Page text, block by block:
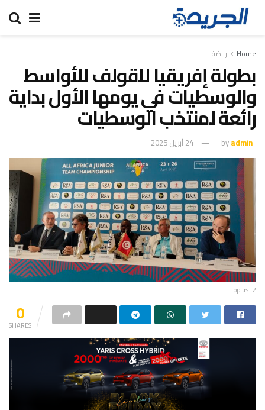
Home رياضة
بطولة إفريقيا للقولف للأواسط
والوسطيات في يومها الأول بداية
رائعة لمنتخب الوسطيات
byadmin 24 أبريل 2025
oplus_2
0
SHARES